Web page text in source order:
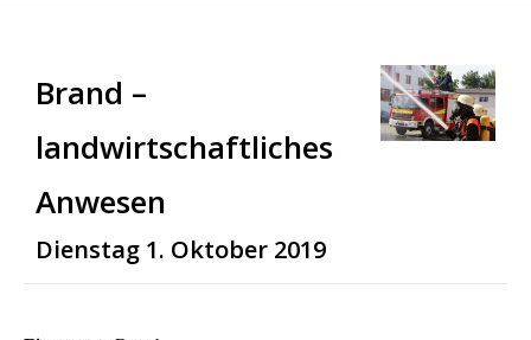
Brand –
landwirtschaftliches
Anwesen
Dienstag 1. Oktober 2019